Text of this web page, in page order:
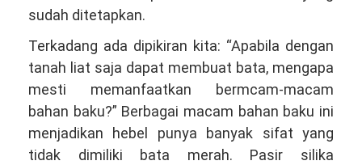
sudah ditetapkan.
Terkadang ada dipikiran kita: “Apabila dengan
tanah liat saja dapat membuat bata, mengapa
mesti memanfaatkan bermcam-macam
bahan baku?” Berbagai macam bahan baku ini
menjadikan hebel punya banyak sifat yang
tidak dimiliki bata merah. Pasir silika